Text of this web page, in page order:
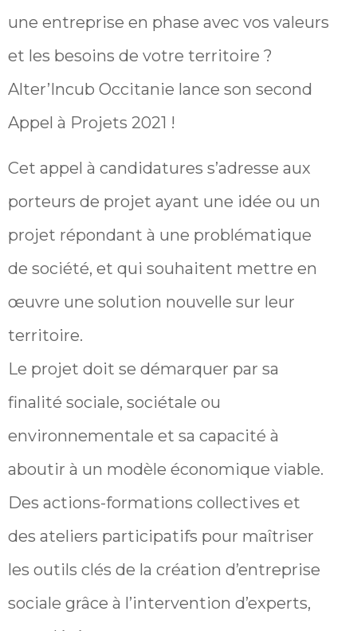
une entreprise en phase avec vos valeurs
et les besoins de votre territoire ?
Alter’Incub Occitanie lance son second
Appel à Projets 2021 !
Cet appel à candidatures s’adresse aux
porteurs de projet ayant une idée ou un
projet répondant à une problématique
de société, et qui souhaitent mettre en
œuvre une solution nouvelle sur leur
territoire.
Le projet doit se démarquer par sa
finalité sociale, sociétale ou
environnementale et sa capacité à
aboutir à un modèle économique viable.
Des actions-formations collectives et
des ateliers participatifs pour maîtriser
les outils clés de la création d’entreprise
sociale grâce à l’intervention d’experts,